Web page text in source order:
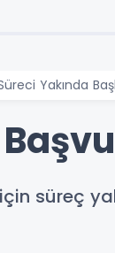
Yakında
süreç